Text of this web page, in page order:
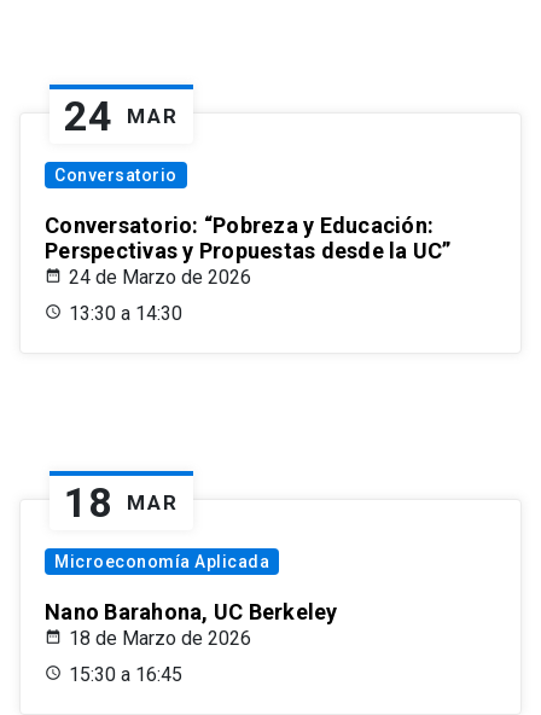
24 MAR
Conversatorio
Conversatorio: “Pobreza y Educación:
Perspectivas y Propuestas desde la UC”
24 de Marzo de 2026
13:30 a 14:30
18 MAR
Microeconomía Aplicada
Nano Barahona, UC Berkeley
18 de Marzo de 2026
15:30 a 16:45